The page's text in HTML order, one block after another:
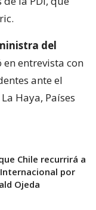
del
entrevista con
ante el
Haya, Países
Chile recurrirá a
por
Ojeda